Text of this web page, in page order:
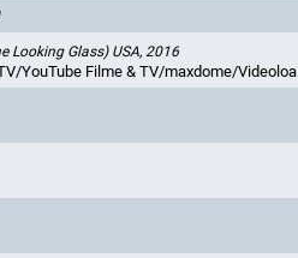
Looking Glass) USA, 2016
Filme & TV/maxdome/Videoload/Rakuten TV